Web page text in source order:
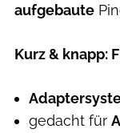
aufgebaute
Kurz & knapp:
gedacht für